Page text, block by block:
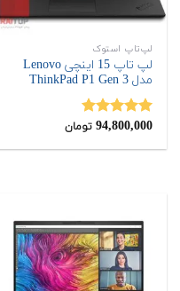
لپ‌تاپ استوک
لپ تاپ 15 اینچی Lenovo
مدل ThinkPad P1 Gen 3
نمره5.00
94,800,000 تومان